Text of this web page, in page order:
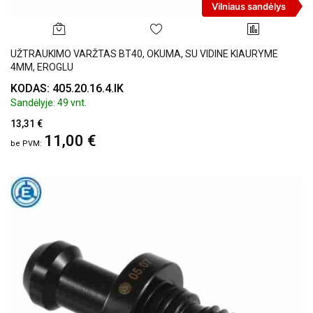
Vilniaus sandėlys
UŽTRAUKIMO VARŽTAS BT40, OKUMA, SU VIDINE KIAURYME
4MM, EROGLU
KODAS: 405.20.16.4.IK
Sandėlyje: 49 vnt.
13,31 €
11,00 €